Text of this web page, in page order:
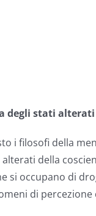
degli stati alterati
i filosofi della
della
si occupano di
di